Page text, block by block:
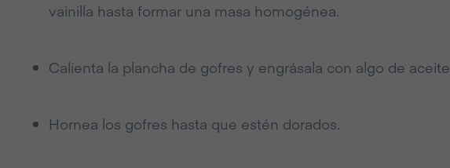
vainilla hasta formar una masa homogénea.
Calienta la plancha de gofres y engrásala con algo de aceite
Hornea los gofres hasta que estén dorados.